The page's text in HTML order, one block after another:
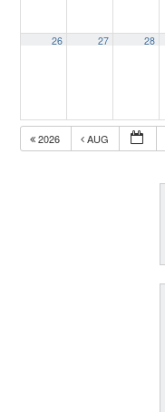
26 27 28
2026 AUG